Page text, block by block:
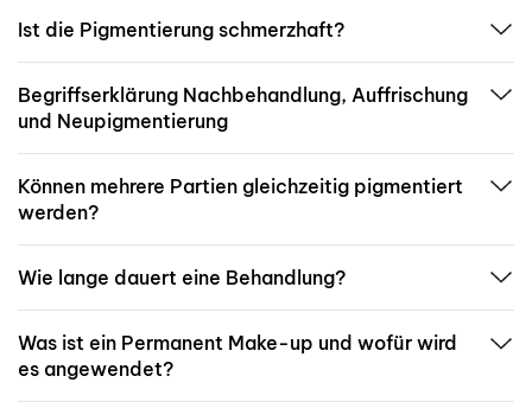
Ist die Pigmentierung schmerzhaft?
Begriffserklärung Nachbehandlung, Auffrischung
und Neupigmentierung
Können mehrere Partien gleichzeitig pigmentiert
werden?
Wie lange dauert eine Behandlung?
Was ist ein Permanent Make-up und wofür wird
es angewendet?